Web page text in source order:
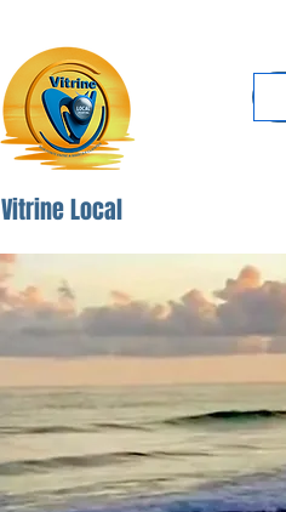
Vitrine Local